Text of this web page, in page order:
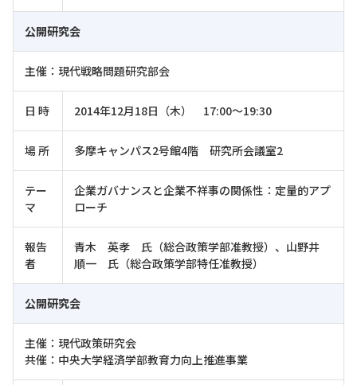
公開研究会
主催：現代戦略問題研究部会
日 時 2014年12月18日（木） 17:00～19:30
場 所 多摩キャンパス2号館4階 研究所会議室2
テー
マ
企業ガバナンスと企業不祥事の関係性：定量的アプ
ローチ
報告
者
青木 英孝 氏（総合政策学部准教授）、山野井
順一 氏（総合政策学部特任准教授）
公開研究会
主催：現代政策研究会
共催：中央大学経済学部教育力向上推進事業